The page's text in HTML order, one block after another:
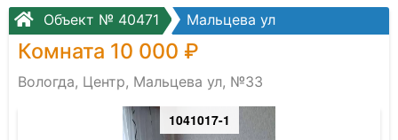
Объект № 40471 Мальцева ул
Комната 10 000 ₽
Вологда, Центр, Мальцева ул, №33
1041017-1